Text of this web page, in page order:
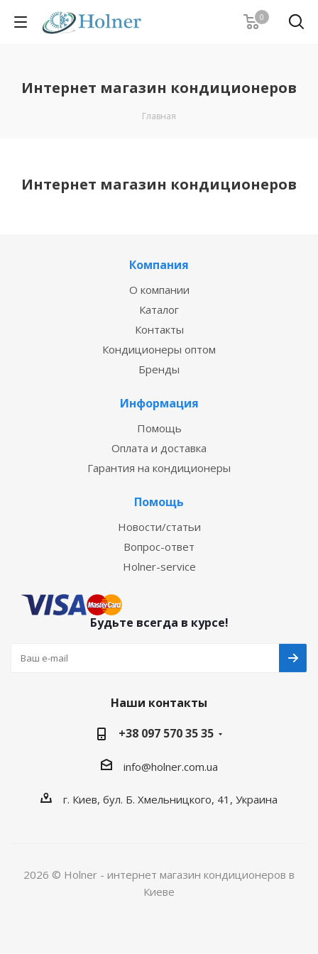
0
Интернет магазин кондиционеров
Главная
Интернет магазин кондиционеров
Компания
О компании
Каталог
Контакты
Кондиционеры оптом
Бренды
Информация
Помощь
Оплата и доставка
Гарантия на кондиционеры
Помощь
Новости/статьи
Вопрос-ответ
Holner-service
Будьте всегда в курсе!
Наши контакты
+38 097 570 35 35
info@holner.com.ua
г. Киев, бул. Б. Хмельницкого, 41, Украина
2026 © Holner - интернет магазин кондиционеров в
Киеве